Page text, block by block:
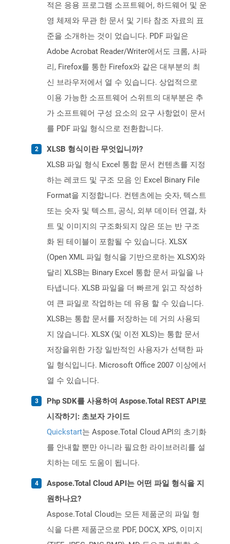
적은 응용 프로그램 소프트웨어, 하드웨어 및 운
영 체제와 무관 한 문서 및 기타 참조 자료의 표
준을 소개하는 것이 었습니다. PDF 파일은
Adobe Acrobat Reader/Writer에서도 크롬, 사파
리, Firefox를 통한 Firefox와 같은 대부분의 최
신 브라우저에서 열 수 있습니다. 상업적으로
이용 가능한 소프트웨어 스위트의 대부분은 추
가 소프트웨어 구성 요소의 요구 사항없이 문서
를 PDF 파일 형식으로 전환합니다.
XLSB 형식이란 무엇입니까?
XLSB 파일 형식 Excel 통합 문서 컨텐츠를 지정
하는 레코드 및 구조 모음 인 Excel Binary File
Format을 지정합니다. 컨텐츠에는 숫자, 텍스트
또는 숫자 및 텍스트, 공식, 외부 데이터 연결, 차
트 및 이미지의 구조화되지 않은 또는 반 구조
화 된 테이블이 포함될 수 있습니다. XLSX
(Open XML 파일 형식을 기반으로하는 XLSX)와
달리 XLSB는 Binary Excel 통합 문서 파일을 나
타냅니다. XLSB 파일을 더 빠르게 읽고 작성하
여 큰 파일로 작업하는 데 유용 할 수 있습니다.
XLSB는 통합 문서를 저장하는 데 거의 사용되
지 않습니다. XLSX (및 이전 XLS)는 통합 문서
저장을위한 가장 일반적인 사용자가 선택한 파
일 형식입니다. Microsoft Office 2007 이상에서
열 수 있습니다.
Php SDK를 사용하여 Aspose.Total REST API로
시작하기: 초보자 가이드
Quickstart는 Aspose.Total Cloud API의 초기화
를 안내할 뿐만 아니라 필요한 라이브러리를 설
치하는 데도 도움이 됩니다.
Aspose.Total Cloud API는 어떤 파일 형식을 지
원하나요?
Aspose.Total Cloud는 모든 제품군의 파일 형
식을 다른 제품군으로 PDF, DOCX, XPS, 이미지